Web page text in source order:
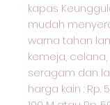
kapas
mudah
warna tahan
kemeja, celana,
seragam dan
harga kain : Rp.